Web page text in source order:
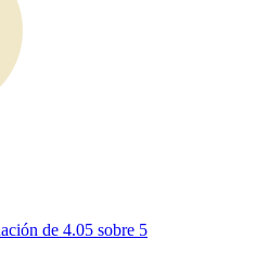
de 4.05 sobre 5